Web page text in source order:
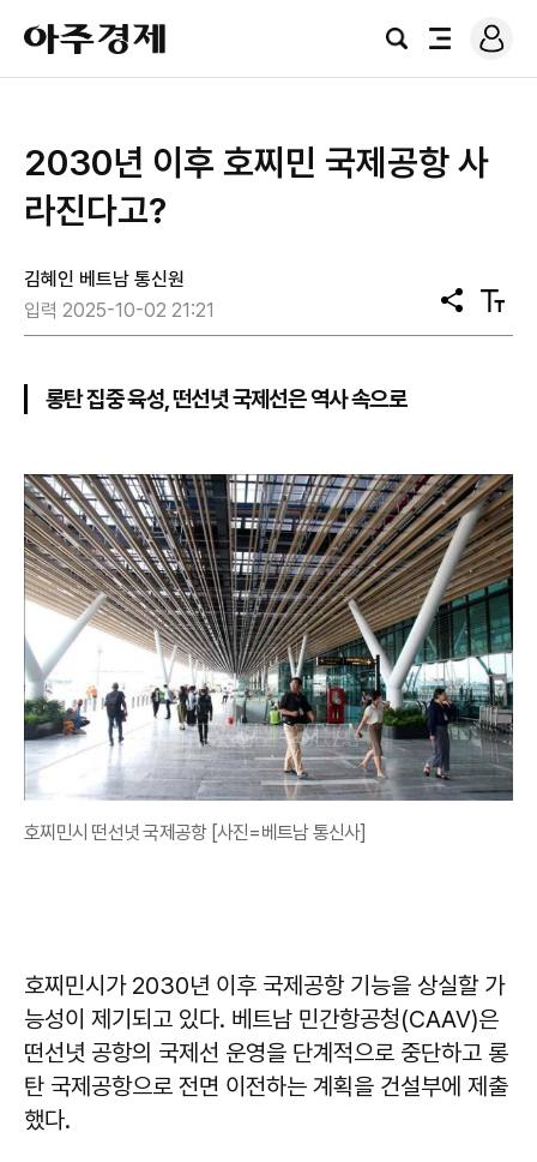
아
주
경
검
전
로
그
2030년 이후 호찌민 국제공항 사
라진다고?
김혜인 베트남 통신원
입력 2025-10-02 21:21
공
유
텍
스
롱탄 집중 육성, 떤선녓 국제선은 역사 속으로
호찌민시 떤선녓 국제공항 [사진=베트남 통신사]
호찌민시가 2030년 이후 국제공항 기능을 상실할 가
능성이 제기되고 있다. 베트남 민간항공청(CAAV)은
떤선녓 공항의 국제선 운영을 단계적으로 중단하고 롱
탄 국제공항으로 전면 이전하는 계획을 건설부에 제출
했다.